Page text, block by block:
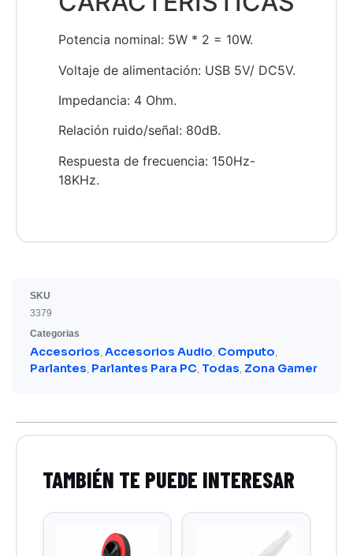
Potencia nominal: 5W * 2 = 10W.
Voltaje de alimentación: USB 5V/ DC5V.
Impedancia: 4 Ohm.
Relación ruido/señal: 80dB.
Respuesta de frecuencia: 150Hz-
18KHz.
SKU
3379
Categorias
Accesorios Accesorios Audio Computo
Parlantes Parlantes Para PC Todas Zona Gamer